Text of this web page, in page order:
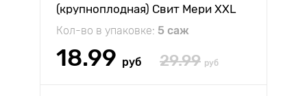
(крупноплодная) Свит Мери XXL
Кол-во в упаковке: 5 саж
18.99 руб 29.99 руб